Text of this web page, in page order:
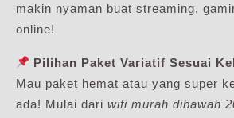
makin nyaman buat streaming,
online!
Pilihan Paket Variatif Sesuai
Mau paket hemat atau yang super
ada! Mulai dari wifi murah dibawah